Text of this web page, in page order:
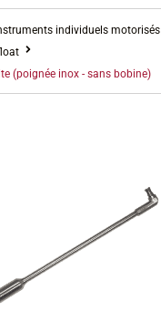
individuels motorisés
(poignée inox - sans bobine)